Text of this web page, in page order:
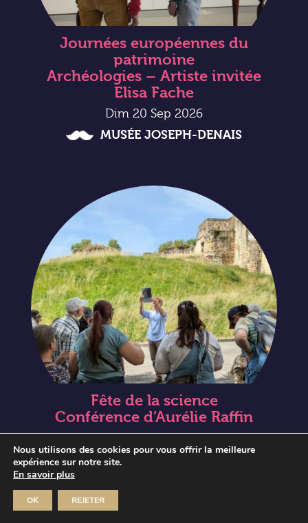
Journées européennes du
patrimoine
Archéologies – Artiste invitée
Elisa Fache
Dim 20 Sep 2026
MUSÉE JOSEPH-DENAIS
Fête de la science
Conférence d’Aurélie Raffin
Dim 11 Oct 2026
MUSÉE JOSEPH-DENAIS
Nous utilisons des cookies pour vous offrir la meilleure
expérience sur notre site.
En savoir plus
OK REJETER